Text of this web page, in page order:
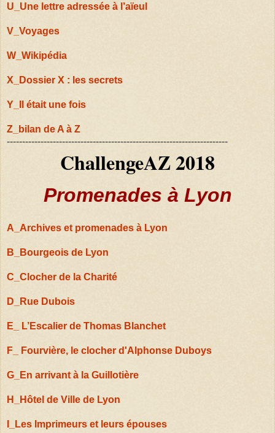
U_Une lettre adressée à l’aïeul
V_Voyages
W_Wikipédia
X_Dossier X : les secrets
Y_Il était une fois
Z_bilan de A à Z
------------------------------------------------------------------------
ChallengeAZ 2018
Promenades à Lyon
A_Archives et promenades à Lyon
B_Bourgeois de Lyon
C_Clocher de la Charité
D_Rue Dubois
E_ L’Escalier de Thomas Blanchet
F_ Fourvière, le clocher d'Alphonse Duboys
G_En arrivant à la Guillotière
H_Hôtel de Ville de Lyon
I_Les Imprimeurs et leurs épouses